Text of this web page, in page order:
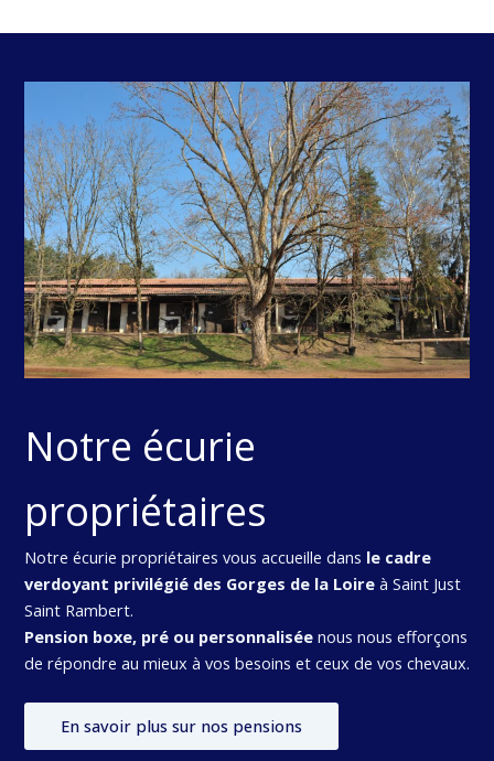
Notre écurie
propriétaires
Notre écurie propriétaires vous accueille dans le cadre
verdoyant privilégié des Gorges de la Loireà Saint Just
Saint Rambert.
Pension boxe, pré ou personnaliséenous nous efforçons
de répondre au mieux à vos besoins et ceux de vos chevaux.
En savoir plus sur nos pensions